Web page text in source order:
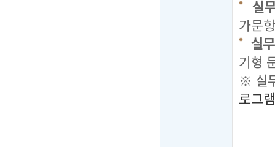
실
가문
실
기형
※ 실
로그램